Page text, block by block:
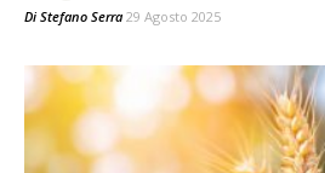
Di Stefano Serra 29 Agosto 2025